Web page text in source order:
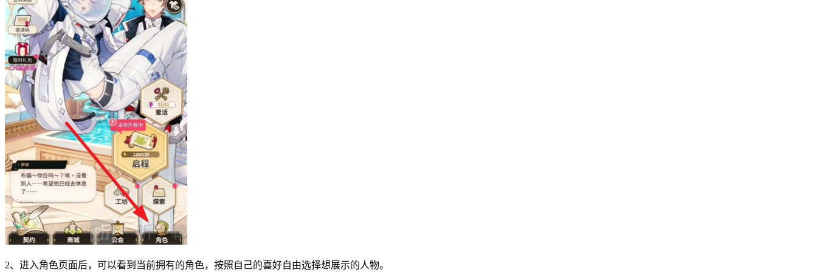
2、进入角色页面后，可以看到当前拥有的角色，按照自己的喜好自由选择想展示的人物。